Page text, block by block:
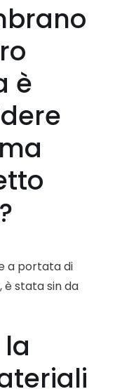
è
a portata di
è stata sin da